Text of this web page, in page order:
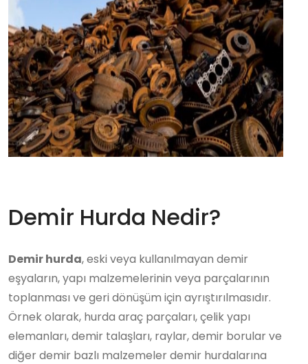
Demir Hurda Nedir?
Demir hurda, eski veya kullanılmayan demir
eşyaların, yapı malzemelerinin veya parçalarının
toplanması ve geri dönüşüm için ayrıştırılmasıdır.
Örnek olarak, hurda araç parçaları, çelik yapı
elemanları, demir talaşları, raylar, demir borular ve
diğer demir bazlı malzemeler demir hurdalarına